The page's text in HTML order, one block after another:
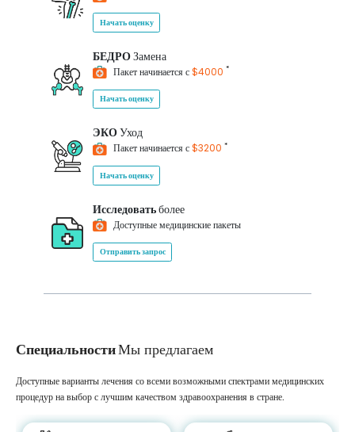
Начать оценку
БЕДРОЗамена
Пакет начинается с$4000 *
Начать оценку
ЭКОУход
Пакет начинается с$3200 *
Начать оценку
Исследоватьболее
Доступные медицинские пакеты
Отправить запрос
СпециальностиМы предлагаем
Доступные варианты лечения со всеми возможными спектрами медицинских
процедур на выбор с лучшим качеством здравоохранения в стране.